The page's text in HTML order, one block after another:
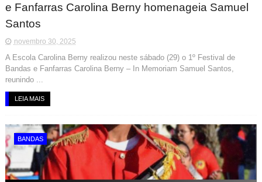
e Fanfarras Carolina Berny homenageia Samuel
Santos
novembro 30, 2025
A Escola Carolina Berny realizou neste sábado (29) o 1º Festival de
Bandas e Fanfarras Carolina Berny – In Memoriam Samuel Santos,
reunindo ...
LEIA MAIS
BANDAS